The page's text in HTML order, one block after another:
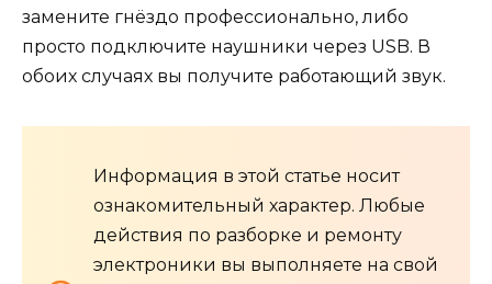
замените гнёздо профессионально, либо
просто подключите наушники через USB. В
обоих случаях вы получите работающий звук.
Информация в этой статье носит
ознакомительный характер. Любые
действия по разборке и ремонту
электроники вы выполняете на свой